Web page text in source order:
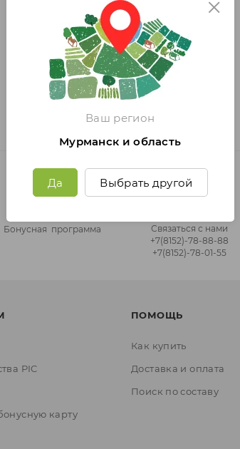
Ваш регион
Мурманск и область
Да Выбрать другой
Бонусная программа
Связаться с нами
+7(8152)‑78‑88‑88
+7(8152)‑78‑01‑55
PIC
карту
ПОМОЩЬ
Как купить
Доставка и оплата
Поиск по составу